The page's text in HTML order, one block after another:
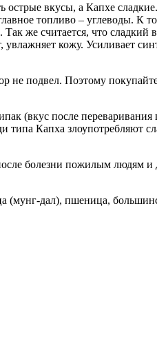
острые вкусы, а Капхе
топливо – углеводы. К
же считается, что сладкий
кожу. Усиливает
не подвел. Поэтому
(вкус после
типа Капха злоупотребляют
болезни пожилым людям и
(мунг-дал), пшеница,